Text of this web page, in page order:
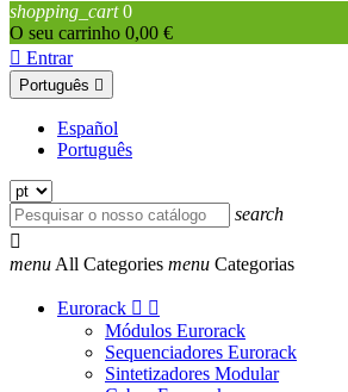
shopping_cart 0
O seu carrinho 0,00 €
 Entrar
Português 
Español
Português
search

menu All Categories menu Categorias
Eurorack  
Módulos Eurorack
Sequenciadores Eurorack
Sintetizadores Modular